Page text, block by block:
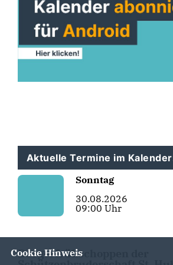
Aktuelle Termine im
Sonntag
30.08.2026
09:00 Uhr
Bürgerfrühschoppen der
Cookie Hinweis